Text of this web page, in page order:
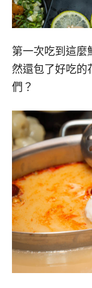
第一次吃到這麼
然還包了好吃的
們？